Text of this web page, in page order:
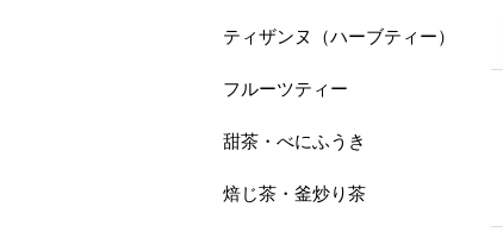
ティザンヌ（ハーブティー）
フルーツティー
甜茶・べにふうき
焙じ茶・釜炒り茶